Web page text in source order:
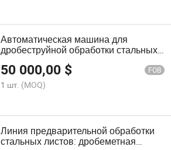
Автоматическая машина для
дробеструйной обработки стальных
плит с покраской и сушильной
линией
50 000,00 $ FOB
1 шт. (MOQ)
Линия предварительной обработки
стальных листов: дробеметная